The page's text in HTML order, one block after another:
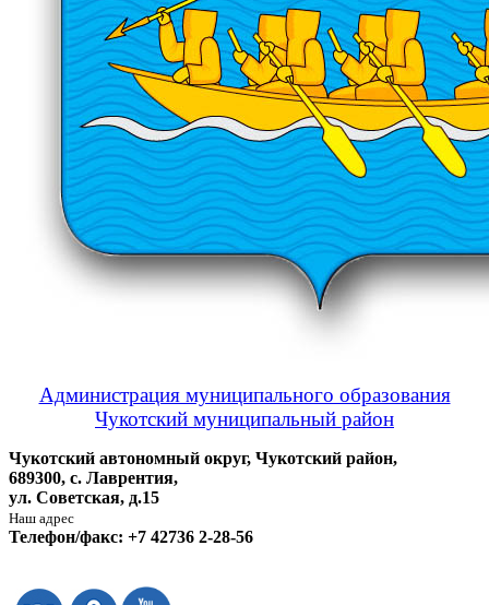
Администрация муниципального образования
Чукотский муниципальный район
Чукотский автономный округ, Чукотский район,
689300, с. Лаврентия,
ул. Советская, д.15
Наш адрес
Телефон/факс: +7 42736 2-28-56